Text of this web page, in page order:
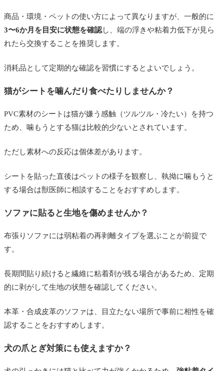
商品・環境・ペットの使い方によって異なりますが、一般的に
3〜6か月を目安に状態を確認し、端の浮きや粘着力低下が見ら
れたら交換することを推奨します。
消耗品として定期的な確認を習慣にするとよいでしょう。
猫がシートを噛んだり食べたりしませんか？
PVC素材のシートは猫が嫌う感触（ツルツル・冷たい）を持つ
ため、噛もうとする猫は比較的少ないとされています。
ただし素材への反応は個体差があります。
シートを貼った直後はペットの様子を観察し、執拗に噛もうと
する場合は獣医師に相談することをおすすめします。
ソファに貼ると生地を傷めませんか？
布張りソファには弱粘着の再剥離タイプを選ぶことが前提で
す。
長期間貼り続けると繊維に粘着剤が残る場合があるため、定期
的に剥がして生地の状態を確認してください。
本革・合成皮革のソファは、目立たない場所で事前に相性を確
認することをおすすめします。
犬の爪とぎ対策にも使えますか？